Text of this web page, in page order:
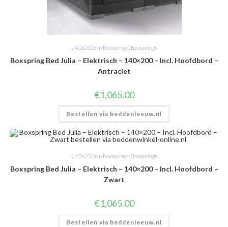
140x200cm boxsprings Boxsprings
Boxspring Bed Julia – Elektrisch – 140×200 – Incl. Hoofdbord –
Antraciet
€1,065.00
Bestellen via beddenleeuw.nl
140x200cm boxsprings, Boxsprings
Boxspring Bed Julia – Elektrisch – 140×200 – Incl. Hoofdbord –
Zwart
€1,065.00
Bestellen via beddenleeuw.nl